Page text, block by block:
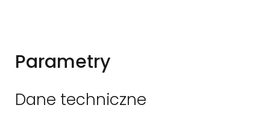
Parametry
Dane techniczne